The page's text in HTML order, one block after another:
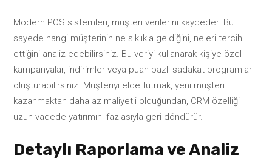
Modern POS sistemleri, müşteri verilerini kaydeder. Bu
sayede hangi müşterinin ne sıklıkla geldiğini, neleri tercih
ettiğini analiz edebilirsiniz. Bu veriyi kullanarak kişiye özel
kampanyalar, indirimler veya puan bazlı sadakat programları
oluşturabilirsiniz. Müşteriyi elde tutmak, yeni müşteri
kazanmaktan daha az maliyetli olduğundan, CRM özelliği
uzun vadede yatırımını fazlasıyla geri döndürür.
Detaylı Raporlama ve Analiz